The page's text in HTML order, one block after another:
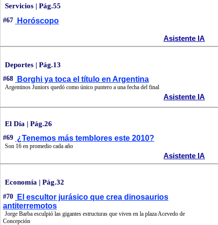
Servicios | Pág.55
#67 Horóscopo
Asistente IA
Deportes | Pág.13
#68 Borghi ya toca el título en Argentina
Argentinos Juniors quedó como único puntero a una fecha del final
Asistente IA
El Día | Pág.26
#69 ¿Tenemos más temblores este 2010?
Son 16 en promedio cada año
Asistente IA
Economía | Pág.32
#70
El escultor jurásico que crea dinosaurios
antiterremotos
Jorge Barba esculpió las gigantes estructuras que viven en la plaza Acevedo de
Concepción